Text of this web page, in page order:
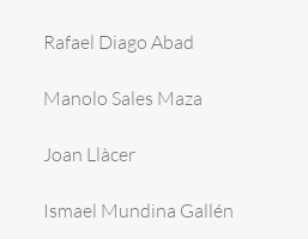
Rafael Diago Abad
Manolo Sales Maza
Joan Llàcer
Ismael Mundina Gallén